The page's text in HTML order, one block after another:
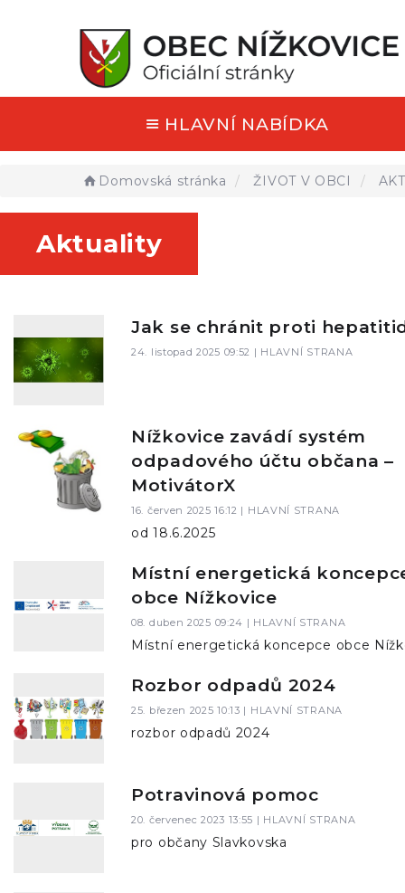
HLAVNÍ NABÍDKA
Domovská stránka ŽIVOT V OBCI
Aktuality
Jak se chránit proti
24. listopad 2025 09:52 | HLAVNÍ STRANA
Nížkovice zavádí systém
odpadového účtu občana –
MotivátorX
16. červen 2025 16:12 | HLAVNÍ STRANA
od 18.6.2025
Místní energetická
obce Nížkovice
08. duben 2025 09:24 | HLAVNÍ STRANA
Místní energetická koncepce obce
Rozbor odpadů 2024
25. březen 2025 10:13 | HLAVNÍ STRANA
rozbor odpadů 2024
Potravinová pomoc
20. červenec 2023 13:55 | HLAVNÍ STRANA
pro občany Slavkovska